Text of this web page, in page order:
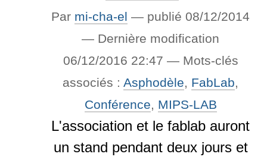
Par mi-cha-el — publié 08/12/2014
— Dernière modification
06/12/2016 22:47 — Mots-clés
associés :Asphodèle, FabLab,
Conférence, MIPS-LAB
L'association et le fablab auront
un stand pendant deux jours et